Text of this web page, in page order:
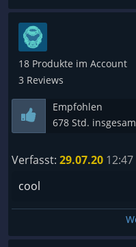
18 Produkte im Account
3 Reviews
Empfohlen
678 Std.
Verfasst: 29.07.20 12:47
cool